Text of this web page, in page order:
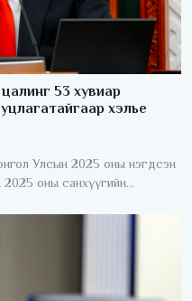
53 хувиар
хэлье
Улсын 2025 оны нэгдсэн
2025 оны санхүүгийн